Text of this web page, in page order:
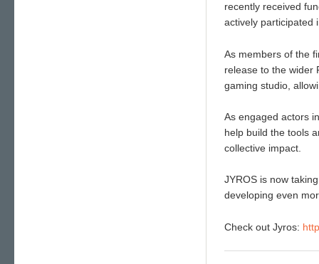
recently received
actively participated
As members of the
release to the wider
gaming studio,
As engaged actors
help build the tools
collective impact.
JYROS is now
developing even
Check out Jyros: